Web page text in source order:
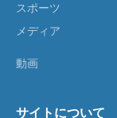
スポーツ
メディア
動画
サイトについて